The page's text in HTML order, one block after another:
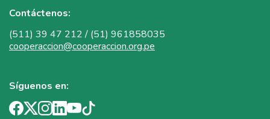
Contáctenos:
(511) 39 47 212 / (51) 961858035
cooperaccion@cooperaccion.org.pe
Síguenos en: